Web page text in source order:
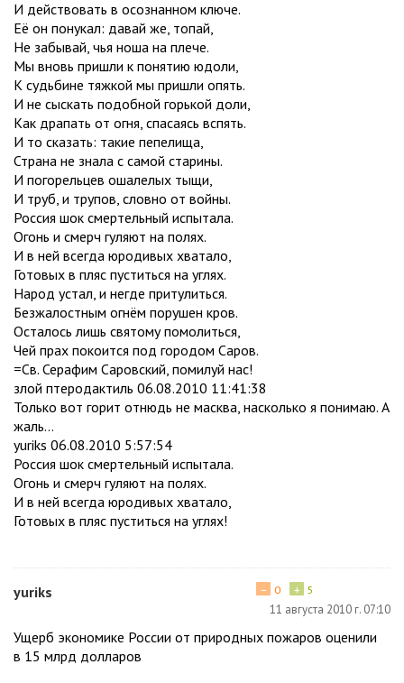
И действовать в осознанном ключе.
Её он понукал: давай же, топай,
Не забывай, чья ноша на плече.
Мы вновь пришли к понятию юдоли,
К судьбине тяжкой мы пришли опять.
И не сыскать подобной горькой доли,
Как драпать от огня, спасаясь вспять.
И то сказать: такие пепелища,
Страна не знала с самой старины.
И погорельцев ошалелых тыщи,
И труб, и трупов, словно от войны.
Россия шок смертельный испытала.
Огонь и смерч гуляют на полях.
И в ней всегда юродивых хватало,
Готовых в пляс пуститься на углях.
Народ устал, и негде притулиться.
Безжалостным огнём порушен кров.
Осталось лишь святому помолиться,
Чей прах покоится под городом Саров.
=Св. Серафим Саровский, помилуй нас!
злой птеродактиль 06.08.2010 11:41:38
Только вот горит отнюдь не масква, насколько я понимаю. А
жаль...
yuriks 06.08.2010 5:57:54
Россия шок смертельный испытала.
Огонь и смерч гуляют на полях.
И в ней всегда юродивых хватало,
Готовых в пляс пуститься на углях!
yuriks + 5
− 0
11 августа 2010 г. 07:10
Ущерб экономике России от природных пожаров оценили
в 15 млрд долларов